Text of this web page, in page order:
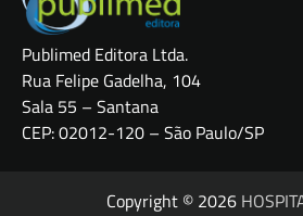
Publimed Editora Ltda.
Rua Felipe Gadelha, 104
Sala 55 – Santana
CEP: 02012-120 – São Paulo/SP
Copyright © 2026